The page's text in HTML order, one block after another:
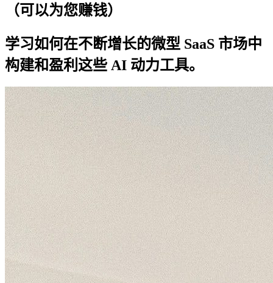
（可以为您赚钱）
学习如何在不断增长的微型 SaaS 市场中
构建和盈利这些 AI 动力工具。